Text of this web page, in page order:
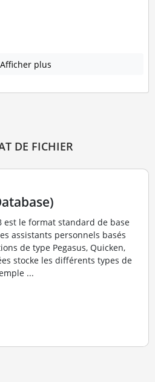
Afficher plus
DE FICHIER
est le format standard de base
assistants personnels basés
de type Pegasus, Quicken,
stocke les différents types de
...